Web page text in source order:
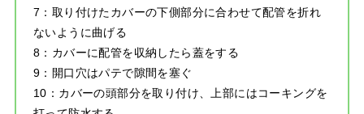
7：取り付けたカバーの下側部分に合わせて配管を折れ
ないように曲げる
8：カバーに配管を収納したら蓋をする
9：開口穴はパテで隙間を塞ぐ
10：カバーの頭部分を取り付け、上部にはコーキングを